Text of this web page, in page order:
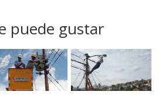
puede gustar